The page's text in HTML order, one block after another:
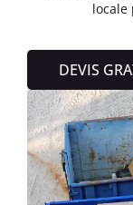
locale
DEVIS